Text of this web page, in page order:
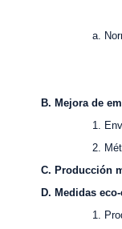
Reglas
Normas de
Medidas
Medidas
Mejora de
Envases
Métodos de
Producción
Medidas eco-
Productos